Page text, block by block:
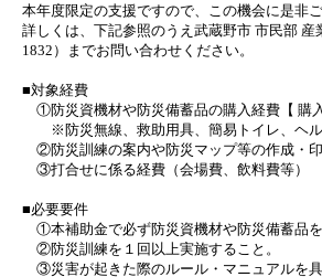
本年度限定の支援ですので、この機会に是非ご
詳しくは、下記参照のうえ武蔵野市 市民部 産
1832）までお問い合わせください。
■対象経費
①防災資機材や防災備蓄品の購入経費【 購入
※防災無線、救助用具、簡易トイレ、ヘル
②防災訓練の案内や防災マップ等の作成・
③打合せに係る経費（会場費、飲料費等）
■必要要件
①本補助金で必ず防災資機材や防災備蓄品を
②防災訓練を１回以上実施すること。
③災害が起きた際のルール・マニュアルを具